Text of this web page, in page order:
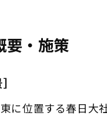
要・施策
に位置する春日大